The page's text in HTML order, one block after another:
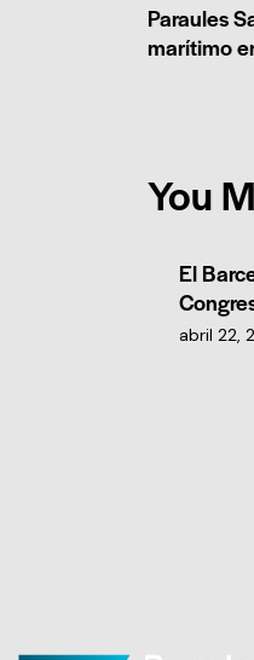
Paraules
marítimo
You
El
abril 22,